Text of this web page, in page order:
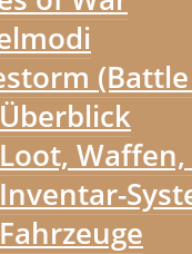
Überblick
Loot,
Inventar-
Fahrzeuge